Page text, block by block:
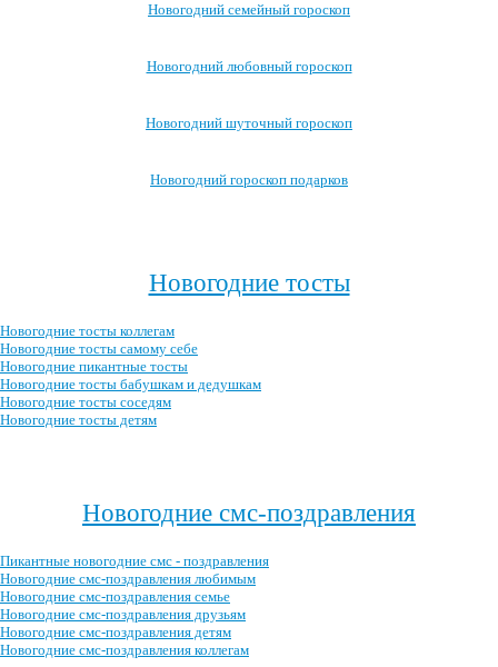
Новогодний семейный гороскоп
Новогодний любовный гороскоп
Новогодний шуточный гороскоп
Новогодний гороскоп подарков
Новогодние тосты
Новогодние тосты коллегам
Новогодние тосты самому себе
Новогодние пикантные тосты
Новогодние тосты бабушкам и дедушкам
Новогодние тосты соседям
Новогодние тосты детям
Новогодние смс-поздравления
Пикантные новогодние смс - поздравления
Новогодние смс-поздравления любимым
Новогодние смс-поздравления семье
Новогодние смс-поздравления друзьям
Новогодние смс-поздравления детям
Новогодние смс-поздравления коллегам